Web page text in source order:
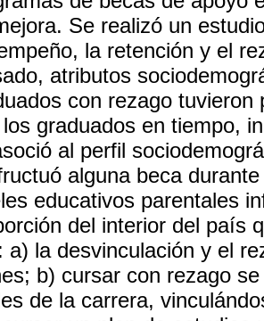
Se realizó un
la retención y el
atributos
con rezago
graduados en tiempo,
al perfil
alguna beca
educativos parentales
del interior del país
a) la desvinculación y el
b) cursar con rezago
de la carrera,